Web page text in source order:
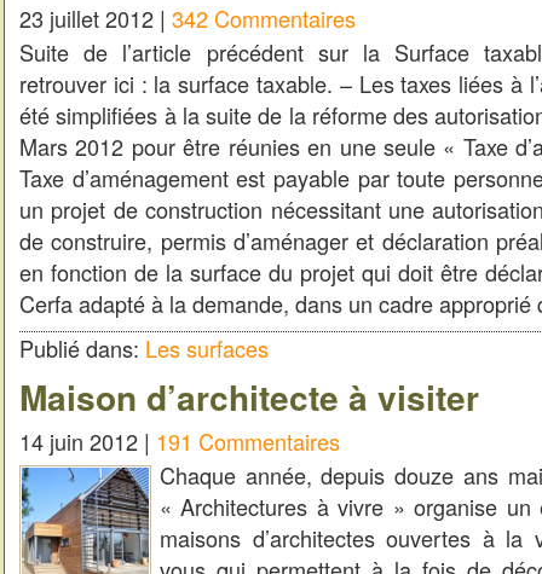
23 juillet 2012 | 342 Commentaires
Suite de l’article précédent sur la Surface
retrouver ici : la surface taxable. – Les taxes liées à
été simplifiées à la suite de la réforme des
Mars 2012 pour être réunies en une seule « Taxe
Taxe d’aménagement est payable par toute
un projet de construction nécessitant une
de construire, permis d’aménager et déclaration
en fonction de la surface du projet qui doit être
Cerfa adapté à la demande, dans un cadre
Publié dans: Les surfaces
Maison d’architecte à visiter
14 juin 2012 | 191 Commentaires
Chaque année, depuis douze ans
« Architectures à vivre » organise un
maisons d’architectes ouvertes à la